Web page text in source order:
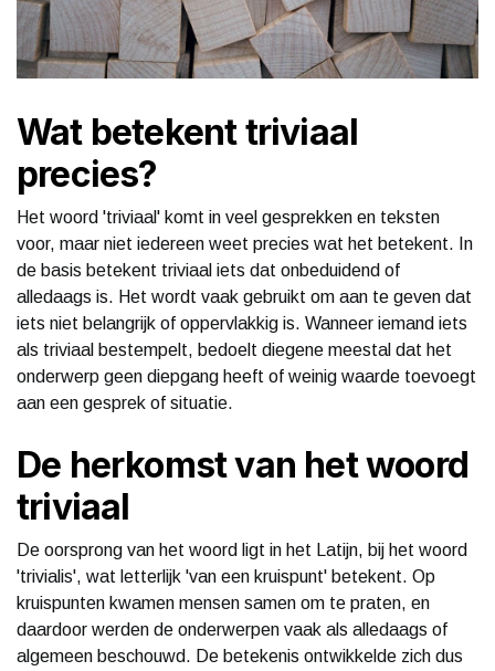
Wat betekent triviaal
precies?
Het woord 'triviaal' komt in veel gesprekken en teksten
voor, maar niet iedereen weet precies wat het betekent. In
de basis betekent triviaal iets dat onbeduidend of
alledaags is. Het wordt vaak gebruikt om aan te geven dat
iets niet belangrijk of oppervlakkig is. Wanneer iemand iets
als triviaal bestempelt, bedoelt diegene meestal dat het
onderwerp geen diepgang heeft of weinig waarde toevoegt
aan een gesprek of situatie.
De herkomst van het woord
triviaal
De oorsprong van het woord ligt in het Latijn, bij het woord
'trivialis', wat letterlijk 'van een kruispunt' betekent. Op
kruispunten kwamen mensen samen om te praten, en
daardoor werden de onderwerpen vaak als alledaags of
algemeen beschouwd. De betekenis ontwikkelde zich dus